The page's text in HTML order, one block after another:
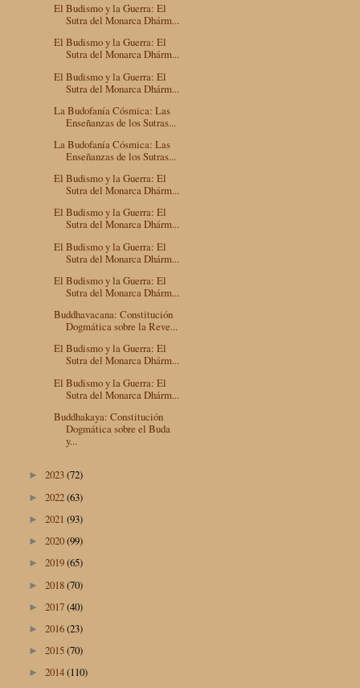
El Budismo y la Guerra: El
Sutra del Monarca Dhárm...
El Budismo y la Guerra: El
Sutra del Monarca Dhárm...
El Budismo y la Guerra: El
Sutra del Monarca Dhárm...
La Budofanía Cósmica: Las
Enseñanzas de los Sutras...
La Budofanía Cósmica: Las
Enseñanzas de los Sutras...
El Budismo y la Guerra: El
Sutra del Monarca Dhárm...
El Budismo y la Guerra: El
Sutra del Monarca Dhárm...
El Budismo y la Guerra: El
Sutra del Monarca Dhárm...
El Budismo y la Guerra: El
Sutra del Monarca Dhárm...
Buddhavacana: Constitución
Dogmática sobre la Reve...
El Budismo y la Guerra: El
Sutra del Monarca Dhárm...
El Budismo y la Guerra: El
Sutra del Monarca Dhárm...
Buddhakaya: Constitución
Dogmática sobre el Buda
y...
► 2023(72)
► 2022(63)
► 2021 (93)
► 2020(99)
► 2019(65)
► 2018(70)
► 2017(40)
► 2016(23)
► 2015(70)
► 2014(110)